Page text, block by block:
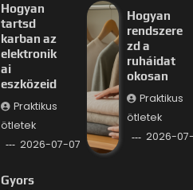
Hogyan
tartsd
karban az
elektronik
ai
eszközeid
Praktikus
ötletek
2026-07-07
Hogyan
rendszere
zd a
ruháidat
okosan
Praktikus
ötletek
2026-
Gyors